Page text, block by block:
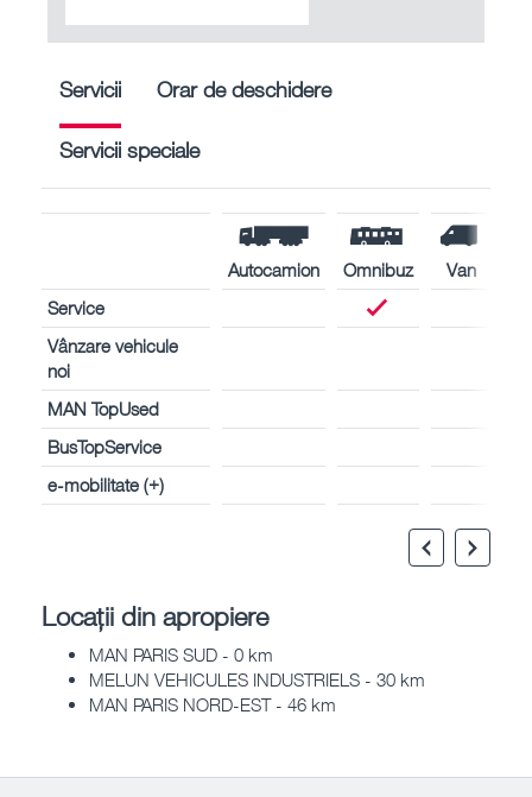
Servicii Orar de deschidere
Servicii speciale
Autocamion Omnibuz
Van
Service
Vânzare vehicule
noi
MAN TopUsed
BusTopService
e-mobilitate (+)
Locații din apropiere
MAN PARIS SUD - 0 km
MELUN VEHICULES INDUSTRIELS - 30 km
MAN PARIS NORD-EST - 46 km